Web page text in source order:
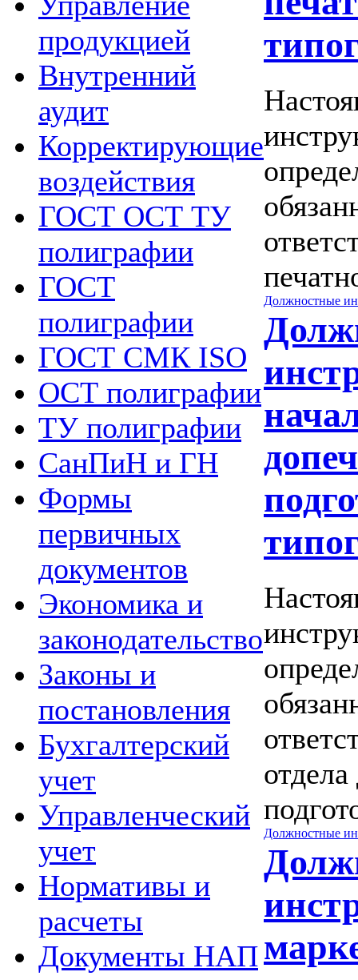
продукцией
Внутренний
аудит
Корректирующие
воздействия
ГОСТ ОСТ ТУ
полиграфии
ГОСТ
полиграфии
ГОСТ СМК ISO
ОСТ полиграфии
ТУ полиграфии
СанПиН и ГН
Формы
первичных
документов
Экономика и
законодательство
Законы и
постановления
Бухгалтерский
учет
Управленческий
учет
Нормативы и
расчеты
Документы НАП
Должностные
Должностные